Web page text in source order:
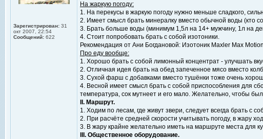
Зарегистрирован: 31
окт 2007, 22:54
Сообщений: 622
На жаркую погоду:
1. На перекусы в жаркую погоду нужно меньше сладкого,
2. Имеет смысл брать минералку вместо обычной воды (кто
3. Брать больше воды (минимум 1,5л на 14+ мужчину, 1л на
4. Стоит попробовать брать с собой изотоники.
Рекомендация от Ани Богдановой: Изотоник Maxler Max
Про еду вообще:
1. Хорошо брать с собой лимонный концентрат - улучшать
2. Отличная идея брать на обед запеченное мясо вместо
3. Сухой фарш с добавками вместо тушёнки тоже очень
4. Весной имеет смысл брать с собой приспособления для
температура, сок мутнеет и его мало. Желательно, чтобы
II. Маршрут.
1. Ходим по лесам, где живут звери, следует всегда брать
2. При расчёте средней скорости учитывать погоду, в жару
3. В жару крайне желательно иметь на маршруте места для
III. Общественное оборудование.